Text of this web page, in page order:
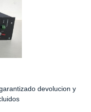
devolucion y